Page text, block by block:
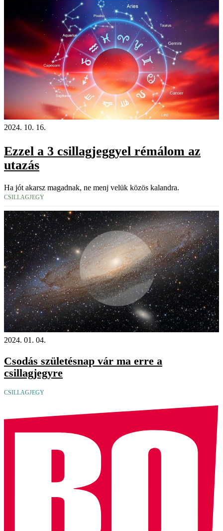
2024. 10. 16.
Ezzel a 3 csillagjeggyel rémálom az
utazás
Ha jót akarsz magadnak, ne menj velük közös kalandra.
CSILLAGJEGY
2024. 01. 04.
Csodás születésnap vár ma erre a
csillagjegyre
CSILLAGJEGY